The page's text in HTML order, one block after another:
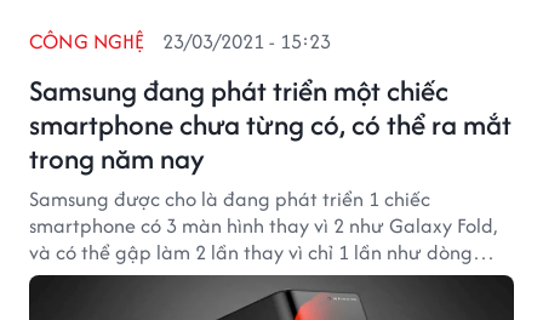
Samsung đang phát triển một chiếc
smartphone chưa từng có, có thể ra mắt
trong năm nay
CÔNG NGHỆ 23/03/2021 - 15:23
Samsung được cho là đang phát triển 1 chiếc
smartphone có 3 màn hình thay vì 2 như Galaxy Fold,
và có thể gập làm 2 lần thay vì chỉ 1 lần như dòng
Galaxy Fold.